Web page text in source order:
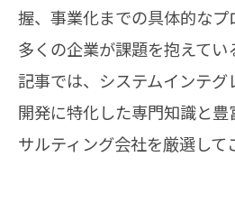
握、事業化までの具体的なプ
多くの企業が課題を抱えてい
記事では、システムインテ
開発に特化した専門知識と
サルティング会社を厳選して